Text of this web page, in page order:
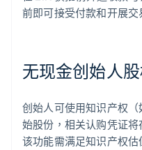
前即可接受付款和开展交
无现金创始人
创始人可使用知识产权
始股份，相关认购凭证
该功能需满足知识产权